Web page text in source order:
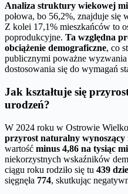
Analiza struktury wiekowej
połowa, bo 56,2%, znajduje
Z kolei 17,1% mieszkańców to
poprodukcyjne. Ta względna
obciążenie demograficzne, co
publicznymi poważne
dostosowania się do wymagań
Jak kształtuje się
urodzeń?
W 2024 roku w Ostrowie
przyrost naturalny wynoszący
wartość minus 4,86 na tysiąc
niekorzystnych wskaźników
ciągu roku rodziło się tu 439
sięgnęła 774, skutkując